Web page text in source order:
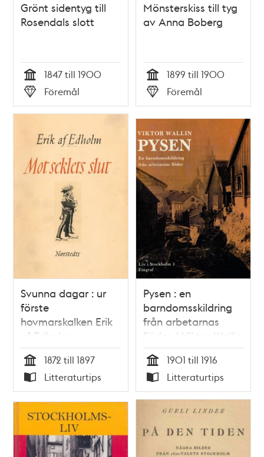
Grönt sidentyg till
Rosendals slott
Tid
1847 till 1900
Typ
Föremål
Mönsterskiss till tyg
av Anna Boberg
Tid
1899 till 1900
Typ
Föremål
Svunna dagar : ur
förste
hovmarskalken Erik
af Edholms
dagböcker :
tidsbilder från 1800-
talet. Mot seklets
slut : upplevelser
under Oskar II:s tid
intill författarens
död 1897 / utgivna
av hans son
Tid
1872 till 1897
Typ
Litteraturtips
Pysen : en
barndomsskildring
från arbetarnas
Söder / Viktor Wallin
Tid
1901 till 1916
Typ
Litteraturtips